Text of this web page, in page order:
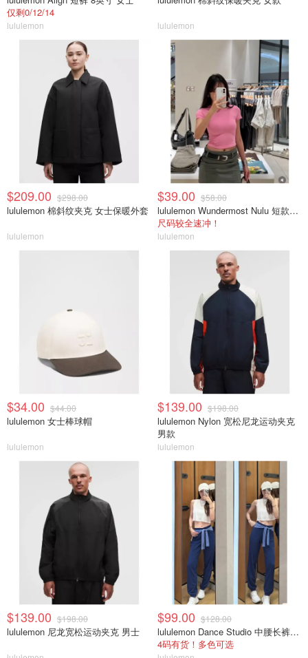
仅剩0/12/14
lululemon lululemon
$209.00 $298.00
lululemon 棉斜纹夹克 女士保暖外套
lululemon
$39.00 $58.00
lululemon Wundermost Nulu 短款圆领T恤
尺码较全速冲！
lululemon
$34.00 $44.00
lululemon 女士棒球帽
lululemon
$139.00 $198.00
lululemon Nylon 宽松尼龙运动夹克
男款
lululemon
$139.00 $198.00
lululemon 尼龙宽松运动夹克 男士
$99.00 $128.00
lululemon Dance Studio 中腰长裤 女装常规款
4码有货！多色可选